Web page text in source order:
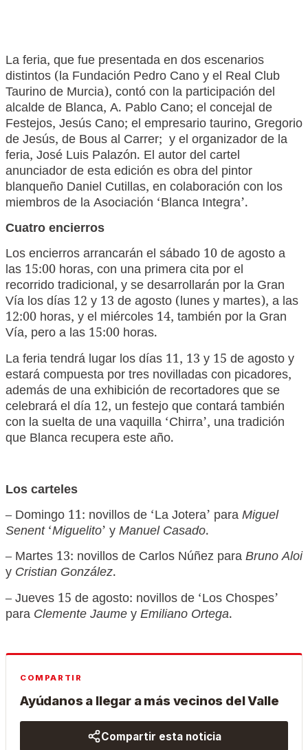
La feria, que fue presentada en dos escenarios
distintos (la Fundación Pedro Cano y el Real Club
Taurino de Murcia), contó con la participación del
alcalde de Blanca, A. Pablo Cano; el concejal de
Festejos, Jesús Cano; el empresario taurino, Gregorio
de Jesús, de Bous al Carrer; y el organizador de la
feria, José Luis Palazón. El autor del cartel
anunciador de esta edición es obra del pintor
blanqueño Daniel Cutillas, en colaboración con los
miembros de la Asociación ‘Blanca Integra’.
Cuatro encierros
Los encierros arrancarán el sábado 10 de agosto a
las 15:00 horas, con una primera cita por el
recorrido tradicional, y se desarrollarán por la Gran
Vía los días 12 y 13 de agosto (lunes y martes), a las
12:00 horas, y el miércoles 14, también por la Gran
Vía, pero a las 15:00 horas.
La feria tendrá lugar los días 11, 13 y 15 de agosto y
estará compuesta por tres novilladas con picadores,
además de una exhibición de recortadores que se
celebrará el día 12, un festejo que contará también
con la suelta de una vaquilla ‘Chirra’, una tradición
que Blanca recupera este año.
Los carteles
– Domingo 11: novillos de ‘La Jotera’ paraMiguel
Senent‘Miguelito’ yManuel Casado.
– Martes 13: novillos de Carlos Núñez paraBruno Aloi
y Cristian González.
– Jueves 15 de agosto: novillos de ‘Los Chospes’
para Clemente JaumeyEmiliano Ortega.
COMPARTIR
Ayúdanos a llegar a más vecinos del Valle
Compartir esta noticia